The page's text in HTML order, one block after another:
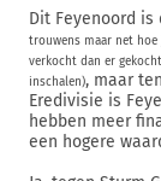
Dit Feyenoord
trouwens maar net
verkocht dan er
inschalen), maar
Eredivisie is
hebben meer
een hogere